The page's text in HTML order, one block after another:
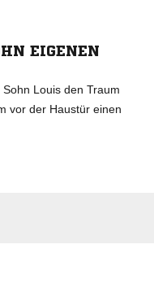
EIGENEN
Louis den Traum
vor der Haustür einen